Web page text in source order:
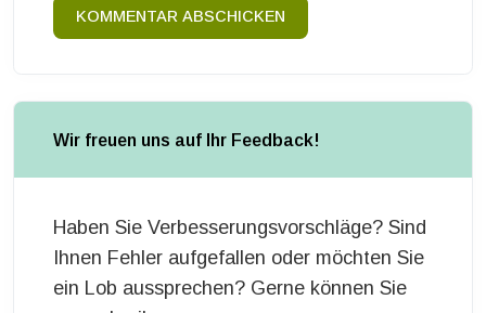
KOMMENTAR ABSCHICKEN
Wir freuen uns auf Ihr Feedback!
Haben Sie Verbesserungsvorschläge? Sind
Ihnen Fehler aufgefallen oder möchten Sie
ein Lob aussprechen? Gerne können Sie